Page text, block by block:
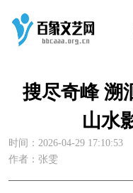
搜尽奇峰
山水
时间：2026-04-29 17:10:53
作者：张雯